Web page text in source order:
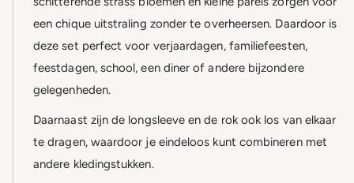
een chique uitstraling zonder te overheersen. Daardoor is
deze set perfect voor verjaardagen, familiefeesten,
feestdagen, school, een diner of andere bijzondere
gelegenheden.
Daarnaast zijn de longsleeve en de rok ook los van elkaar
te dragen, waardoor je eindeloos kunt combineren met
andere kledingstukken.